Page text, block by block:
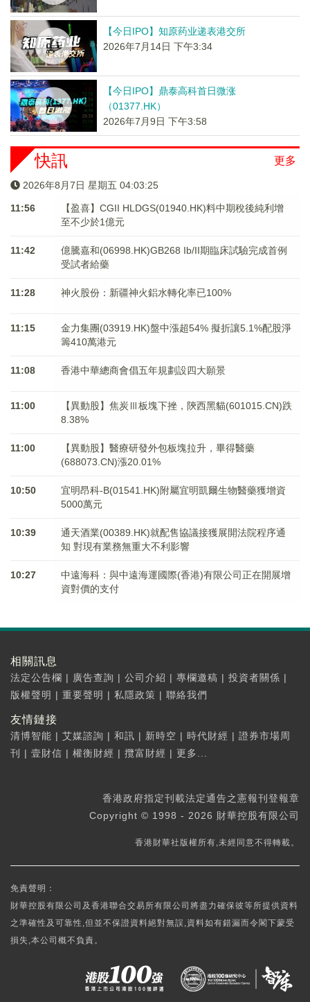
【今日IPO】知原药业递表港交所
2026年7月14日 下午3:34
【今日IPO】鼎泰高科首日微涨
（01377.HK）
2026年7月9日 下午3:58
更多
快訊
2026年8月7日 星期五 04:03:25
11:56
【盈喜】CGII HLDGS(01940.HK)料中期稅後純利增
至不少於1億元
11:42
億騰嘉和(06998.HK)GB268 Ib/II期臨床試驗完成首例
受試者給藥
11:28 神火股份：新疆神火鋁水轉化率已100%
11:15
金力集團(03919.HK)盤中漲超54% 擬折讓5.1%配股淨
籌410萬港元
11:08 香港中華總商會倡五年規劃設四大願景
11:00
【異動股】焦炭Ⅲ板塊下挫，陝西黑貓(601015.CN)跌
8.38%
11:00
【異動股】醫療研發外包板塊拉升，畢得醫藥
(688073.CN)漲20.01%
10:50
宜明昂科-B(01541.HK)附屬宜明凱爾生物醫藥獲增資
5000萬元
10:39
通天酒業(00389.HK)就配售協議接獲展開法院程序通
知 對現有業務無重大不利影響
10:27
中遠海科：與中遠海運國際(香港)有限公司正在開展增
資對價的支付
相關訊息
法定公告欄 | 廣告查詢 | 公司介紹 | 專欄邀稿 | 投資者關係 |
版權聲明 | 重要聲明 | 私隱政策 | 聯絡我們
友情鏈接
清博智能 | 艾媒諮詢 | 和訊 | 新時空 | 時代財經 | 證券市場周
刊
| 壹財信 | 權衡財經 | 攬富財經 | 更多...
香港政府指定刊載法定通告之憲報刊登報章
Copyright © 1998 - 2026 財華控股有限公司
香港財華社版權所有,未經同意不得轉載。
免責聲明：
財華控股有限公司及香港聯合交易所有限公司將盡力確保彼等所提供資料
之準確性及可靠性,但並不保證資料絕對無誤,資料如有錯漏而令閣下蒙受
損失,本公司概不負責。